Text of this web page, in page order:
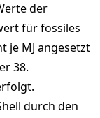
der
für fossiles
je MJ angesetzt
38.
durch den